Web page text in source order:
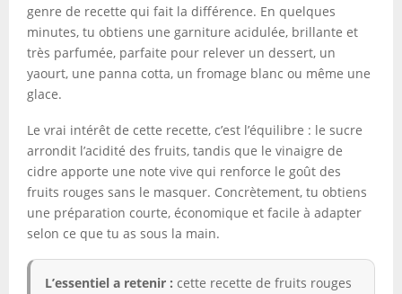
genre de recette qui fait la différence. En quelques
minutes, tu obtiens une garniture acidulée, brillante et
très parfumée, parfaite pour relever un dessert, un
yaourt, une panna cotta, un fromage blanc ou même une
glace.
Le vrai intérêt de cette recette, c’est l’équilibre : le sucre
arrondit l’acidité des fruits, tandis que le vinaigre de
cidre apporte une note vive qui renforce le goût des
fruits rouges sans le masquer. Concrètement, tu obtiens
une préparation courte, économique et facile à adapter
selon ce que tu as sous la main.
L’essentiel a retenir : cette recette de fruits rouges